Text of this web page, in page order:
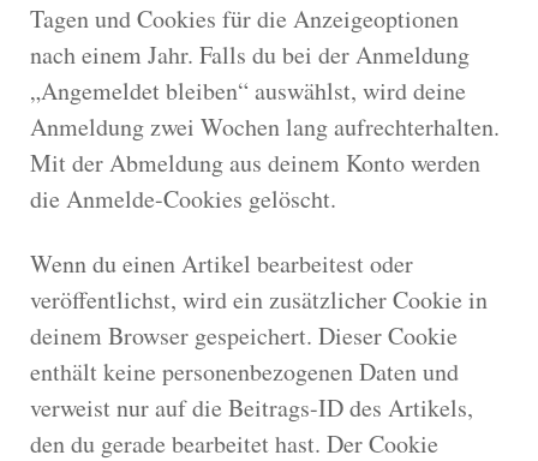
Tagen und Cookies für die Anzeigeoptionen
nach einem Jahr. Falls du bei der Anmeldung
„Angemeldet bleiben“ auswählst, wird deine
Anmeldung zwei Wochen lang aufrechterhalten.
Mit der Abmeldung aus deinem Konto werden
die Anmelde-Cookies gelöscht.
Wenn du einen Artikel bearbeitest oder
veröffentlichst, wird ein zusätzlicher Cookie in
deinem Browser gespeichert. Dieser Cookie
enthält keine personenbezogenen Daten und
verweist nur auf die Beitrags-ID des Artikels,
den du gerade bearbeitet hast. Der Cookie